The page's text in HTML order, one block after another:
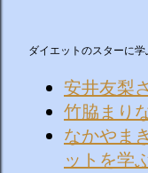
ダイエットのスターに学
安井友梨
竹脇まり
なかやま
ットを学